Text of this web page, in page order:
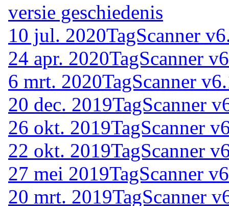
versie geschiedenis
10 jul. 2020TagScanner
24 apr. 2020TagScanner
6 mrt. 2020TagScanner
20 dec. 2019TagScanner
26 okt. 2019TagScanner
22 okt. 2019TagScanner
27 mei 2019TagScanner
20 mrt. 2019TagScanner